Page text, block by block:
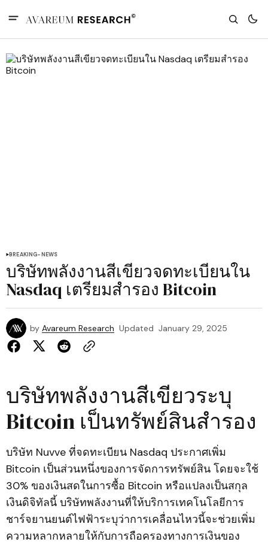
BREAKING-NEWS
บริษัทพลังงานสีเขียวจดทะเบียนใน
Nasdaq เตรียมสำรอง Bitcoin
by Avareum Research Updated January 29, 2025
บริษัทพลังงานสีเขียวระบุ
Bitcoin เป็นทรัพย์สินสำรอง
บริษัท Nuvve ที่จดทะเบียน Nasdaq ประกาศเพิ่ม
Bitcoin เป็นส่วนหนึ่งของการจัดการทรัพย์สิน โดยจะใช้
30% ของเงินสดในการซื้อ Bitcoin หรือแปลงเป็นสกุล
เงินดิจิทัลนี้ บริษัทพลังงานที่ให้บริการเทคโนโลยีการ
ชาร์จยานยนต์ไฟฟ้าระบุว่าการเคลื่อนไหวนี้จะช่วยเพิ่ม
ความหลากหลายให้กับการถือครองทางการเงินของ